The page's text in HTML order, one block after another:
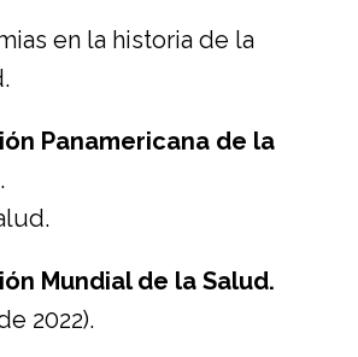
en la historia de la
Panamericana de la
Mundial de la Salud.
2022).